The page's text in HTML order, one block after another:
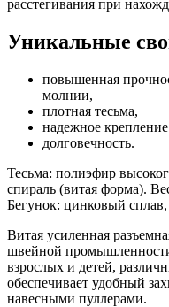
расстегивания при
Уникальные
повышенная
молнии,
плотная тесьма,
надежное
долговечность.
Тесьма: полиэфир
спираль (витая форма).
Бегунок: цинковый
Витая усиленная
швейной
взрослых и детей,
обеспечивает удобный
навесными пуллерами.